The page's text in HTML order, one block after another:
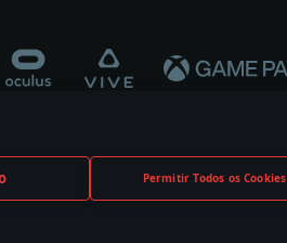
Permitir Todos os Cookies
ou aval do respetivo construtor.